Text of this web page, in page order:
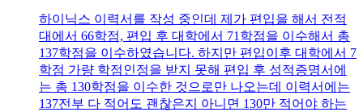
하이닉스 이력서를 작성 중인데 제가 편입을 해서 전적
대에서 66학점, 편입 후 대학에서 71학점을 이수해서 총
137학점을 이수하였습니다. 하지만 편입이후 대학에서 7
학점 가량 학점인정을 받지 못해 편입 후 성적증명서에
는 총 130학점을 이수한 것으로만 나오는데 이력서에는
137전부 다 적어도 괜찮은지 아니면 130만 적어야 하는